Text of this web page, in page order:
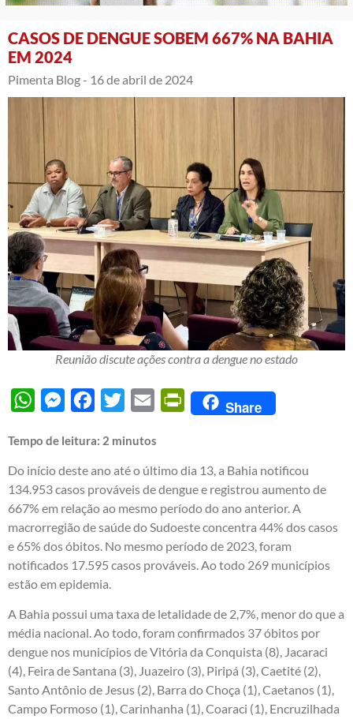
CASOS DE DENGUE SOBEM 667% NA BAHIA
EM 2024
Pimenta Blog - 16 de abril de 2024
Reunião discute ações contra a dengue no estado
WhatsAppMessengerFacebook
Twitter Email PrintFriendly
Share
Tempo de leitura: 2 minutos
Do início deste ano até o último dia 13, a Bahia notificou
134.953 casos prováveis de dengue e registrou aumento de
667% em relação ao mesmo período do ano anterior. A
macrorregião de saúde do Sudoeste concentra 44% dos casos
e 65% dos óbitos. No mesmo período de 2023, foram
notificados 17.595 casos prováveis. Ao todo 269 municípios
estão em epidemia.
A Bahia possui uma taxa de letalidade de 2,7%, menor do que a
média nacional. Ao todo, foram confirmados 37 óbitos por
dengue nos municípios de Vitória da Conquista (8), Jacaraci
(4), Feira de Santana (3), Juazeiro (3), Piripá (3), Caetité (2),
Santo Antônio de Jesus (2), Barra do Choça (1), Caetanos (1),
Campo Formoso (1), Carinhanha (1), Coaraci (1), Encruzilhada